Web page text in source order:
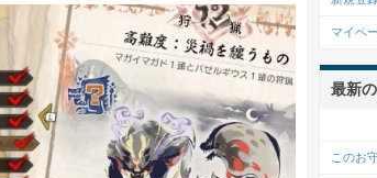
マイペ
最新
このお